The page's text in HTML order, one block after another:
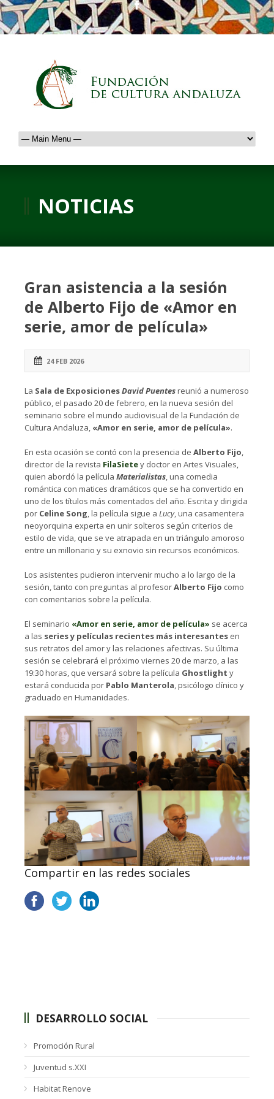
NOTICIAS
Gran asistencia a la sesión
de Alberto Fijo de «Amor en
serie, amor de película»
24 FEB 2026
La Sala de ExposicionesDavid Puentesreunió a numeroso
público, el pasado 20 de febrero, en la nueva sesión del
seminario sobre el mundo audiovisual de la Fundación de
Cultura Andaluza, «Amor en serie, amor de película».
En esta ocasión se contó con la presencia de Alberto Fijo,
director de la revista FilaSietey doctor en Artes Visuales,
quien abordó la película Materialistas, una comedia
romántica con matices dramáticos que se ha convertido en
uno de los títulos más comentados del año. Escrita y dirigida
por Celine Song, la película sigue a Lucy, una casamentera
neoyorquina experta en unir solteros según criterios de
estilo de vida, que se ve atrapada en un triángulo amoroso
entre un millonario y su exnovio sin recursos económicos.
Los asistentes pudieron intervenir mucho a lo largo de la
sesión, tanto con preguntas al profesorAlberto Fijo como
con comentarios sobre la película.
El seminario «Amor en serie, amor de película» se acerca
a las series y películas recientes más interesantes en
sus retratos del amor y las relaciones afectivas. Su última
sesión se celebrará el próximo viernes 20 de marzo, a las
19:30 horas, que versará sobre la película Ghostlight y
estará conducida por Pablo Manterola, psicólogo clínico y
graduado en Humanidades.
Compartir en las redes sociales
DESARROLLO SOCIAL
Promoción Rural
Juventud s.XXI
Habitat Renove